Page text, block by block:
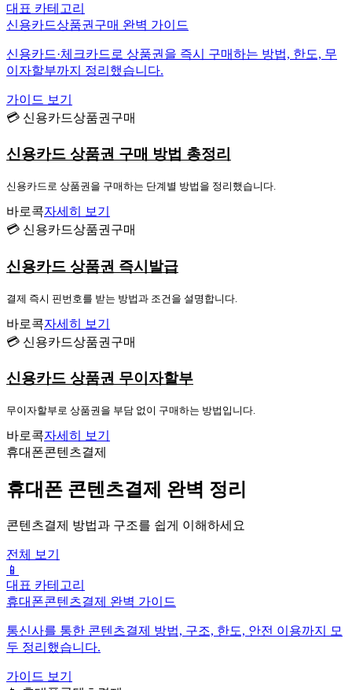
대표 카테고리
신용카드상품권구매 완벽 가이드
신용카드·체크카드로 상품권을 즉시 구매하는 방법, 한도, 무
이자할부까지 정리했습니다.
가이드 보기
💳 신용카드상품권구매
신용카드 상품권 구매 방법 총정리
신용카드로 상품권을 구매하는 단계별 방법을 정리했습니다.
바로콕자세히 보기
💳 신용카드상품권구매
신용카드 상품권 즉시발급
결제 즉시 핀번호를 받는 방법과 조건을 설명합니다.
바로콕자세히 보기
💳 신용카드상품권구매
신용카드 상품권 무이자할부
무이자할부로 상품권을 부담 없이 구매하는 방법입니다.
바로콕자세히 보기
휴대폰콘텐츠결제
휴대폰 콘텐츠결제 완벽 정리
콘텐츠결제 방법과 구조를 쉽게 이해하세요
전체 보기
📱
대표 카테고리
휴대폰콘텐츠결제 완벽 가이드
통신사를 통한 콘텐츠결제 방법, 구조, 한도, 안전 이용까지 모
두 정리했습니다.
가이드 보기